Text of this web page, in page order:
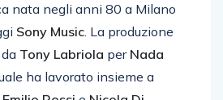
nata negli anni 80 a Milano
Sony Music. La produzione
Tony Labriola per Nada
ha lavorato insieme a